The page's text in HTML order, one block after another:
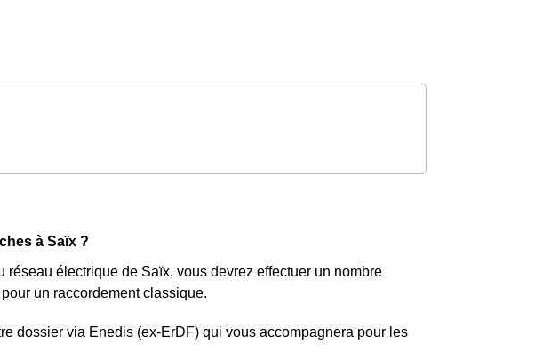
à Saïx ?
électrique de Saïx, vous devrez effectuer un nombre
un raccordement classique.
dossier via Enedis (ex-ErDF) qui vous accompagnera pour les